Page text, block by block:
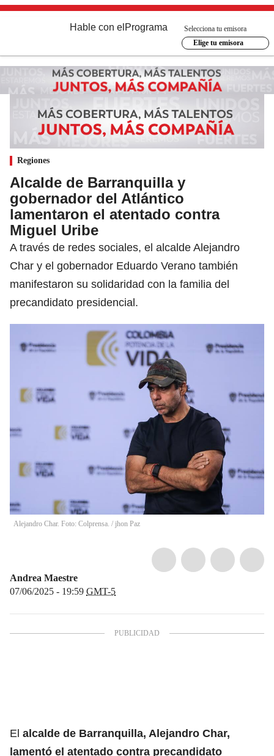
Hable con el Programa
Selecciona tu emisora
Elige tu emisora
Regiones
Alcalde de Barranquilla y
gobernador del Atlántico
lamentaron el atentado contra
Miguel Uribe
A través de redes sociales, el alcalde Alejandro
Char y el gobernador Eduardo Verano también
manifestaron su solidaridad con la familia del
precandidato presidencial.
Alejandro Char. Foto: Colprensa. / jhon Paz
Andrea Maestre
07/06/2025 - 19:59 GMT-5
El alcalde de Barranquilla, Alejandro Char,
lamentó el atentado contra precandidato